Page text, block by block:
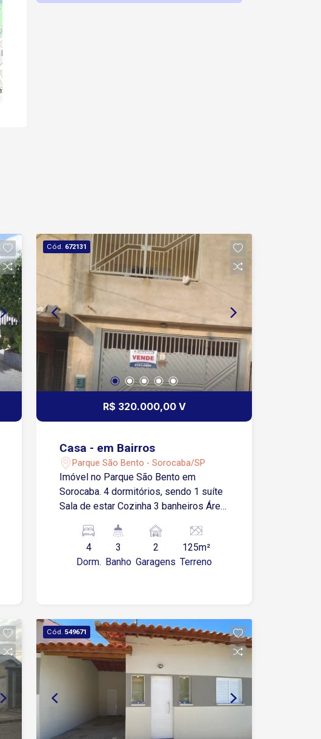
Cód. 672131
R$ 320.000,00 V
Casa - em Bairros
Parque São Bento - Sorocaba/SP
Imóvel no Parque São Bento em
Sorocaba. 4 dormitórios, sendo 1 suíte
Sala de estar Cozinha 3 banheiros Área
garagens cobertas. O imóvel possui
quintal com espaço disponível para
construção no fundo.
4
Dorm.
3
Banho
2
Garagens
125m²
Terreno
Cód. 549671